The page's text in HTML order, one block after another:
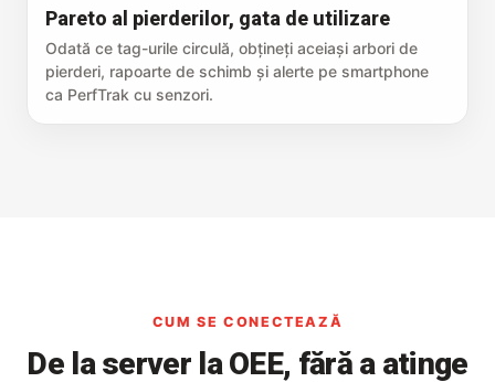
Pareto al pierderilor, gata de utilizare
Odată ce tag-urile circulă, obțineți aceiași arbori de
pierderi, rapoarte de schimb și alerte pe smartphone
ca PerfTrak cu senzori.
CUM SE CONECTEAZĂ
De la server la OEE, fără a atinge